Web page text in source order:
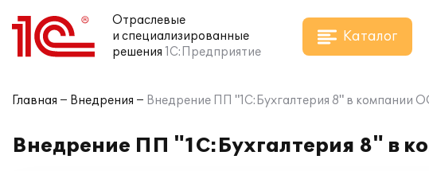
Отраслевые
и специализированные
решения 1С:Предприятие
Каталог
Главная Внедрения Внедрение ПП "1С:Бухгалтерия 8" в
Внедрение ПП "1С:Бухгалтерия 8" в